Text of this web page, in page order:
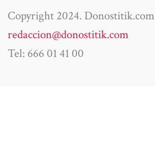
Copyright 2024. Donostitik.com
redaccion@donostitik.com
Tel: 666 01 41 00